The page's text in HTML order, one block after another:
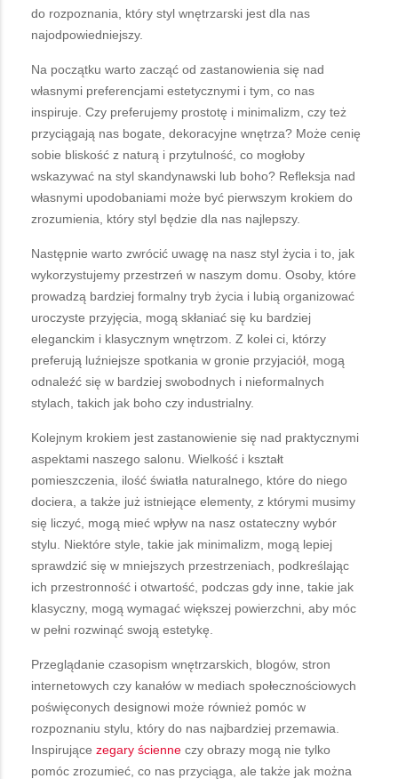
do rozpoznania, który styl wnętrzarski jest dla nas
najodpowiedniejszy.
Na początku warto zacząć od zastanowienia się nad
własnymi preferencjami estetycznymi i tym, co nas
inspiruje. Czy preferujemy prostotę i minimalizm, czy też
przyciągają nas bogate, dekoracyjne wnętrza? Może cenię
sobie bliskość z naturą i przytulność, co mogłoby
wskazywać na styl skandynawski lub boho? Refleksja nad
własnymi upodobaniami może być pierwszym krokiem do
zrozumienia, który styl będzie dla nas najlepszy.
Następnie warto zwrócić uwagę na nasz styl życia i to, jak
wykorzystujemy przestrzeń w naszym domu. Osoby, które
prowadzą bardziej formalny tryb życia i lubią organizować
uroczyste przyjęcia, mogą skłaniać się ku bardziej
eleganckim i klasycznym wnętrzom. Z kolei ci, którzy
preferują luźniejsze spotkania w gronie przyjaciół, mogą
odnaleźć się w bardziej swobodnych i nieformalnych
stylach, takich jak boho czy industrialny.
Kolejnym krokiem jest zastanowienie się nad praktycznymi
aspektami naszego salonu. Wielkość i kształt
pomieszczenia, ilość światła naturalnego, które do niego
dociera, a także już istniejące elementy, z którymi musimy
się liczyć, mogą mieć wpływ na nasz ostateczny wybór
stylu. Niektóre style, takie jak minimalizm, mogą lepiej
sprawdzić się w mniejszych przestrzeniach, podkreślając
ich przestronność i otwartość, podczas gdy inne, takie jak
klasyczny, mogą wymagać większej powierzchni, aby móc
w pełni rozwinąć swoją estetykę.
Przeglądanie czasopism wnętrzarskich, blogów, stron
internetowych czy kanałów w mediach społecznościowych
poświęconych designowi może również pomóc w
rozpoznaniu stylu, który do nas najbardziej przemawia.
Inspirujące zegary ścienne czy obrazy mogą nie tylko
pomóc zrozumieć, co nas przyciąga, ale także jak można